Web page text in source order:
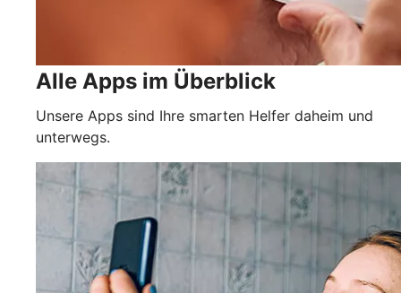
Alle Apps im Überblick
Unsere Apps sind Ihre smarten Helfer daheim und
unterwegs.